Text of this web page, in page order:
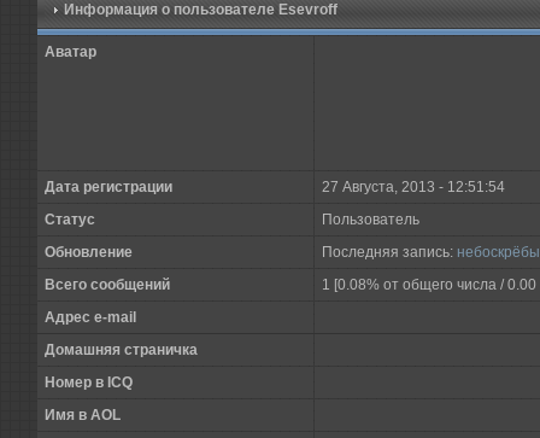
Информация о пользователе Esevroff
Аватар
Дата регистрации
27 Августа, 2013 - 12:51:54
Статус
Пользователь
Обновление
Последняя запись: небоскрёбы
Всего сообщений
1 [0.08% от общего числа /
Адрес e-mail
Домашняя страничка
Номер в ICQ
Имя в AOL